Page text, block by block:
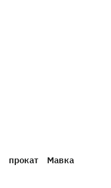
прокат Мавка